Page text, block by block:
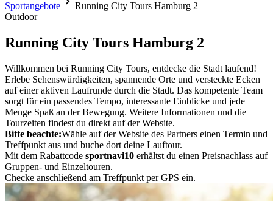
Sportangebote
Running City Tours Hamburg 2
Outdoor
Running City Tours Hamburg 2
Willkommen bei Running City Tours, entdecke die Stadt laufend!
Erlebe Sehenswürdigkeiten, spannende Orte und versteckte Ecken
auf einer aktiven Laufrunde durch die Stadt. Das kompetente Team
sorgt für ein passendes Tempo, interessante Einblicke und jede
Menge Spaß an der Bewegung. Weitere Informationen und die
Tourzeiten findest du direkt auf der Website.
Bitte beachte:Wähle auf der Website des Partners einen Termin und
Treffpunkt aus und buche dort deine Lauftour.
Mit dem Rabattcode sportnavi10 erhältst du einen Preisnachlass auf
Gruppen- und Einzeltouren.
Checke anschließend am Treffpunkt per GPS ein.